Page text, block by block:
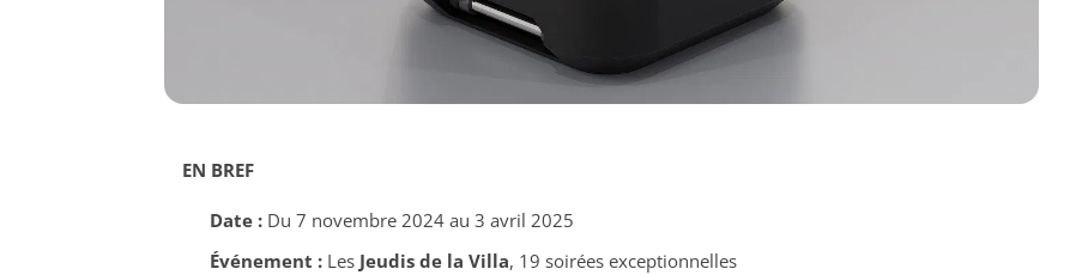
EN BREF
Date :Du 7 novembre 2024 au 3 avril 2025
Événement :Les Jeudis de la Villa, 19 soirées exceptionnelles